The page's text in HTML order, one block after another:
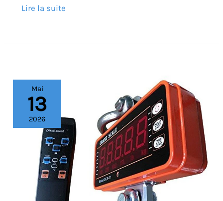
Lire la suite
Mai
13
2026
Test
du
pèse-
personne
OBLLER
1000KG
LED